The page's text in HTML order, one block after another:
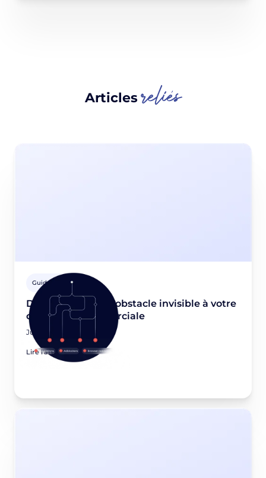
Articlesreliés
Guides Privacy
Dead-end data : L'obstacle invisible à votre
croissance commerciale
June 22, 2026
Lire l'article